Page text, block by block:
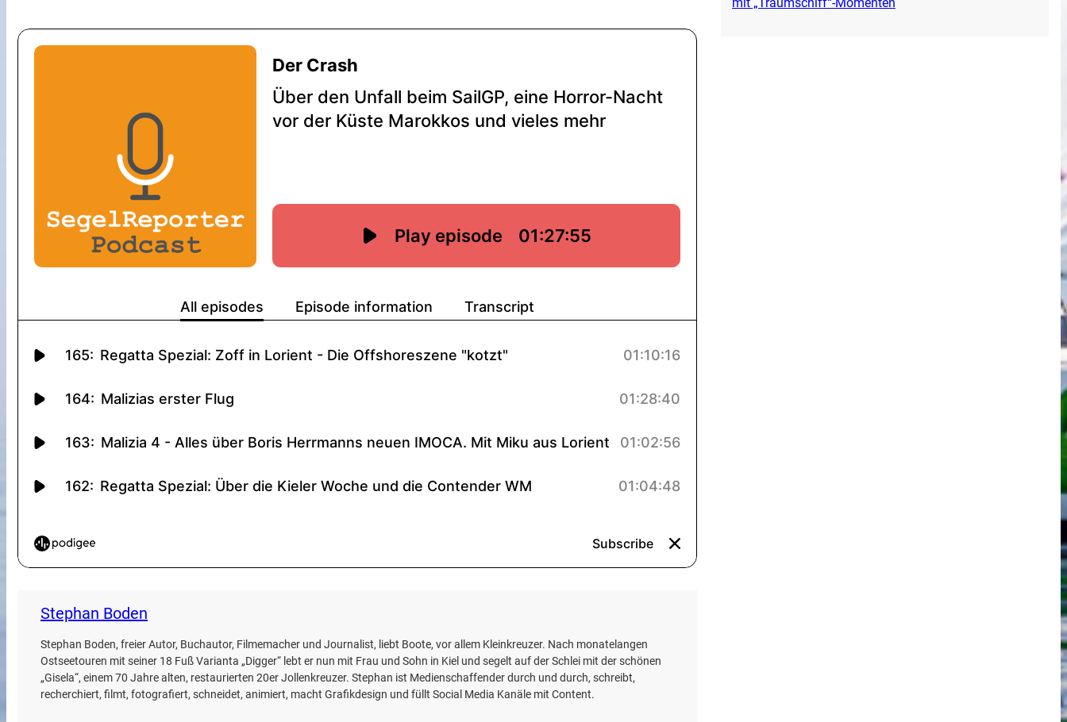
Stephan Boden
Stephan Boden, freier Autor, Buchautor, Filmemacher und Journalist, liebt Boote, vor allem Kleinkreuzer. Nach monatelangen
Ostseetouren mit seiner 18 Fuß Varianta „Digger“ lebt er nun mit Frau und Sohn in Kiel und segelt auf der Schlei mit der schönen
„Gisela“, einem 70 Jahre alten, restaurierten 20er Jollenkreuzer. Stephan ist Medienschaffender durch und durch, schreibt,
recherchiert, filmt, fotografiert, schneidet, animiert, macht Grafikdesign und füllt Social Media Kanäle mit Content.